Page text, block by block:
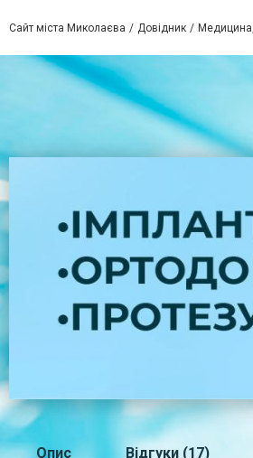
Сайт міста Миколаєва Довідник
Опис Відгуки (17)